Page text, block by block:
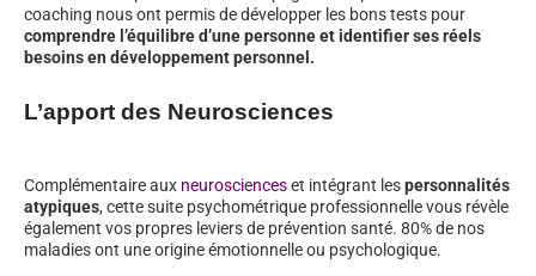
coaching nous ont permis de développer les bons tests pour
comprendre l’équilibre d’une personne et identifier ses réels
besoins en développement personnel.
L’apport des Neurosciences
Complémentaire aux neuroscienceset intégrant lespersonnalités
atypiques, cette suite psychométrique professionnelle vous révèle
également vos propres leviers de prévention santé. 80% de nos
maladies ont une origine émotionnelle ou psychologique.